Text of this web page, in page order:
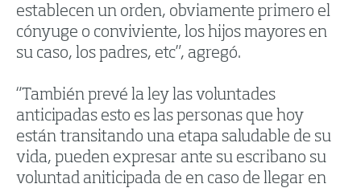
establecen un orden, obviamente primero el
cónyuge o conviviente, los hijos mayores en
su caso, los padres, etc”, agregó.
“También prevé la ley las voluntades
anticipadas esto es las personas que hoy
están transitando una etapa saludable de su
vida, pueden expresar ante su escribano su
voluntad aniticipada de en caso de llegar en